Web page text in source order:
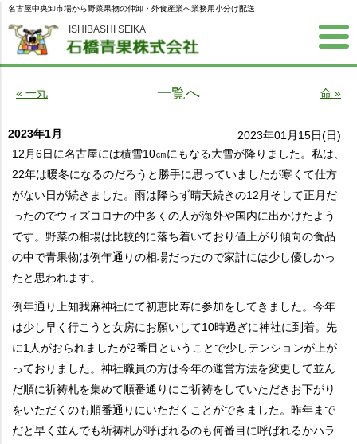
ISHIBASHI SEIKA
名古屋中央卸市場から野菜果物の仲卸・外食産業へ業務用小分け配送
« 一丸 一覧へ 命 »
2023年1月
2023年01月15日(日)
12月6日に名古屋には積雪10㎝にもなる大雪が降りました。私は、
22年は暖冬になるのだろうと勝手に思っていましたが寒くて仕方
がない日が続きました。雨は降らず晴天続きの12月そして正月だ
ったのでウィズコロナの中多くの人が海外や国内に出かけたよう
です。野菜の相場は比較的に落ち着いており値上がり傾向の食品
の中で青果物は例年通りの相場だったので家計には少し優しかっ
たと思われます。
例年通り上知我麻神社にて初恵比寿に参加をしてきました。今年
は少し早く行こうと女房にお願いして10時過ぎに神社に到着。先
に1人がおられましたが2番目ということで少しテンションが上が
っておりました。神社職員の方は今年の運営方法を変更して並ん
だ順に祈祷札を集めて順番通りにご祈祷をしていただきお下がり
をいただくのも順番通りにいただくことができました。昨年まで
だと早く並んでも祈祷札が呼ばれるのも何番目に呼ばれるかハラ